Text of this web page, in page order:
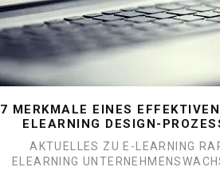
7 MERKMALE EINES
ELEARNING DESIGN-
AKTUELLES ZU E-LEARNING
ELEARNING